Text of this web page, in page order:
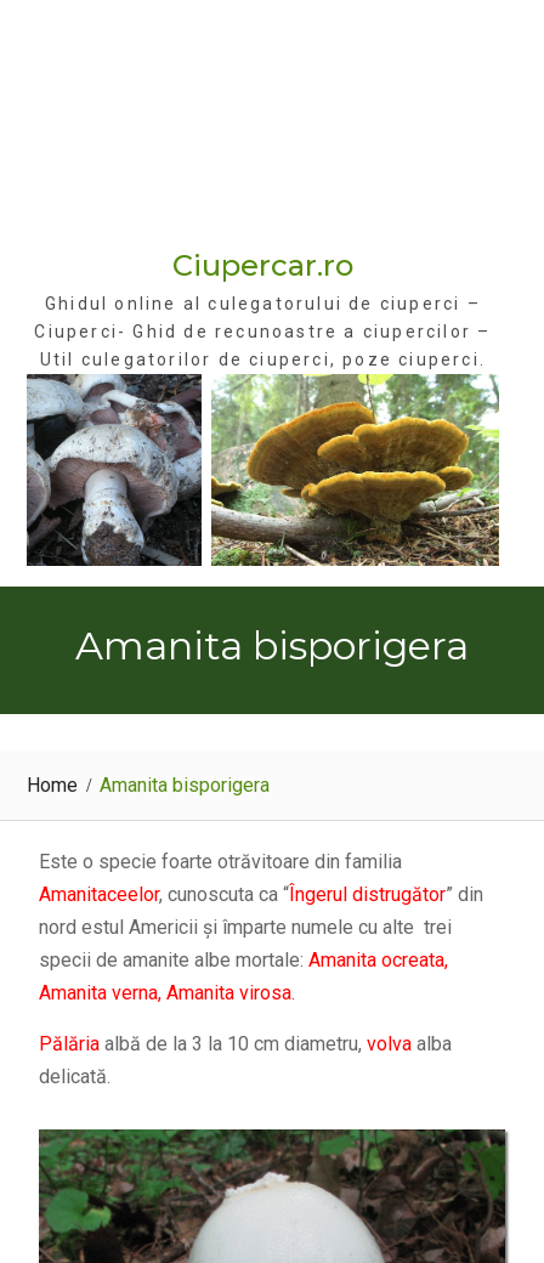
Ciupercar.ro
Ghidul online al culegatorului de ciuperci –
Ciuperci- Ghid de recunoastre a ciupercilor –
Util culegatorilor de ciuperci, poze ciuperci.
Amanita bisporigera
Home Amanita bisporigera
Este o specie foarte otrăvitoare din familia
Amanitaceelor, cunoscuta ca “Îngerul distrugător” din
nord estul Americii și împarte numele cu alte trei
specii de amanite albe mortale: Amanita ocreata,
Amanita verna, Amanita virosa.
Pălăria albă de la 3 la 10 cm diametru, volva alba
delicată.